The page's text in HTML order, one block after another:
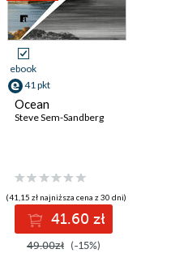
ebook
41 pkt
Ocean
Steve Sem-Sandberg
(41,15 zł najniższa cena z 30 dni)
41.60 zł
49.00zł (-15%)